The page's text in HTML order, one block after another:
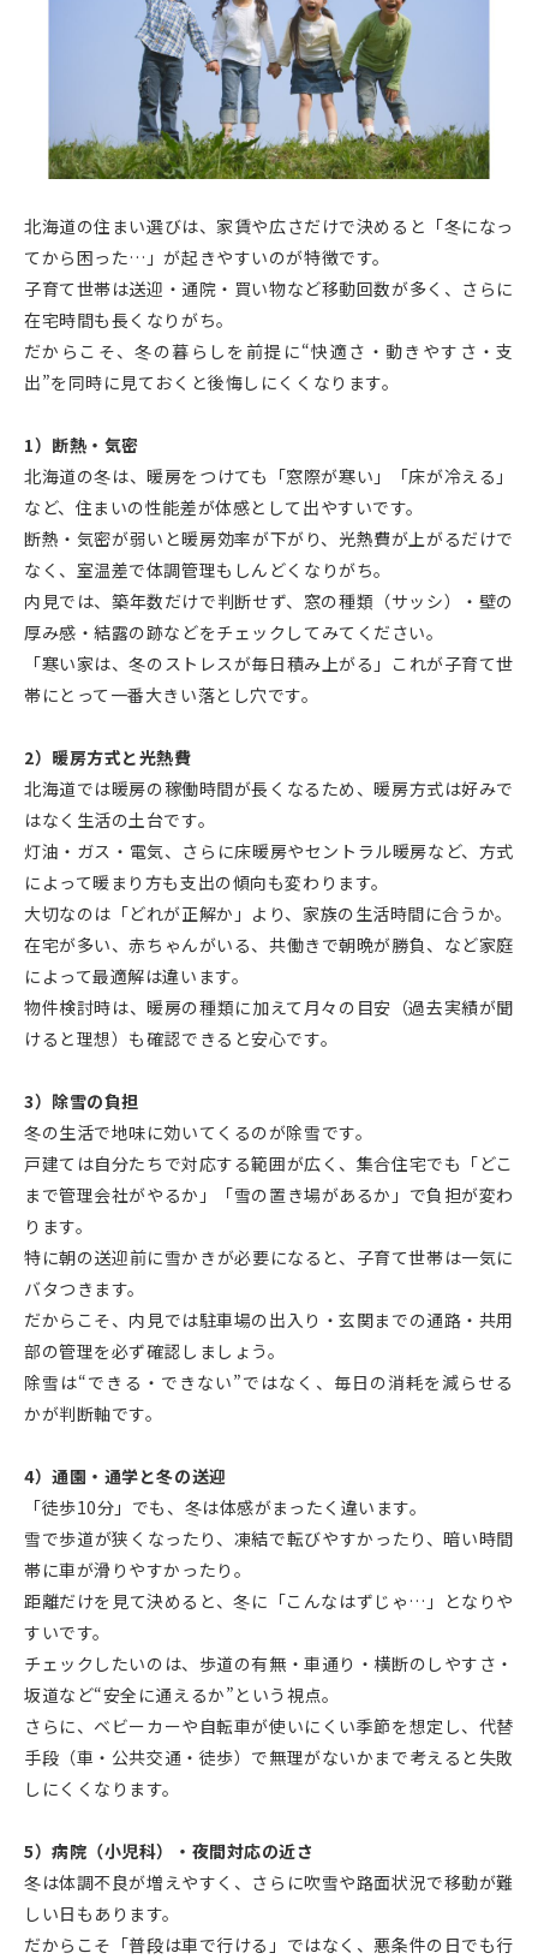
北海道の住まい選びは、家賃や広さだけで決めると「冬になっ
てから困った…」が起きやすいのが特徴です。
子育て世帯は送迎・通院・買い物など移動回数が多く、さらに
在宅時間も長くなりがち。
だからこそ、冬の暮らしを前提に“快適さ・動きやすさ・支
出”を同時に見ておくと後悔しにくくなります。
1）断熱・気密
北海道の冬は、暖房をつけても「窓際が寒い」「床が冷える」
など、住まいの性能差が体感として出やすいです。
断熱・気密が弱いと暖房効率が下がり、光熱費が上がるだけで
なく、室温差で体調管理もしんどくなりがち。
内見では、築年数だけで判断せず、窓の種類（サッシ）・壁の
厚み感・結露の跡などをチェックしてみてください。
「寒い家は、冬のストレスが毎日積み上がる」これが子育て世
帯にとって一番大きい落とし穴です。
2）暖房方式と光熱費
北海道では暖房の稼働時間が長くなるため、暖房方式は好みで
はなく生活の土台です。
灯油・ガス・電気、さらに床暖房やセントラル暖房など、方式
によって暖まり方も支出の傾向も変わります。
大切なのは「どれが正解か」より、家族の生活時間に合うか。
在宅が多い、赤ちゃんがいる、共働きで朝晩が勝負、など家庭
によって最適解は違います。
物件検討時は、暖房の種類に加えて月々の目安（過去実績が聞
けると理想）も確認できると安心です。
3）除雪の負担
冬の生活で地味に効いてくるのが除雪です。
戸建ては自分たちで対応する範囲が広く、集合住宅でも「どこ
まで管理会社がやるか」「雪の置き場があるか」で負担が変わ
ります。
特に朝の送迎前に雪かきが必要になると、子育て世帯は一気に
バタつきます。
だからこそ、内見では駐車場の出入り・玄関までの通路・共用
部の管理を必ず確認しましょう。
除雪は“できる・できない”ではなく、毎日の消耗を減らせる
かが判断軸です。
4）通園・通学と冬の送迎
「徒歩10分」でも、冬は体感がまったく違います。
雪で歩道が狭くなったり、凍結で転びやすかったり、暗い時間
帯に車が滑りやすかったり。
距離だけを見て決めると、冬に「こんなはずじゃ…」となりや
すいです。
チェックしたいのは、歩道の有無・車通り・横断のしやすさ・
坂道など“安全に通えるか”という視点。
さらに、ベビーカーや自転車が使いにくい季節を想定し、代替
手段（車・公共交通・徒歩）で無理がないかまで考えると失敗
しにくくなります。
5）病院（小児科）・夜間対応の近さ
冬は体調不良が増えやすく、さらに吹雪や路面状況で移動が難
しい日もあります。
だからこそ「普段は車で行ける」ではなく、悪条件の日でも行